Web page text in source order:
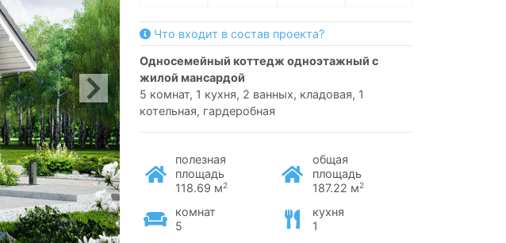
Что входит в состав проекта?
односемейный коттедж одноэтажный с
жилой мансардой
5 комнат, 1 кухня, 2 ванных, кладовая, 1
котельная, гардеробная
полезная
площадь
118.69 м2
общая
площадь
187.22 м2
комнат
5
кухня
1